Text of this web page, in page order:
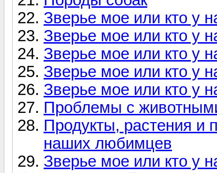
Зверье мое или кто у
Зверье мое или кто у
Зверье мое или кто у
Зверье мое или кто у
Зверье мое или кто у
Проблемы с
Продукты, растения и
наших любимцев
Зверье мое или кто у